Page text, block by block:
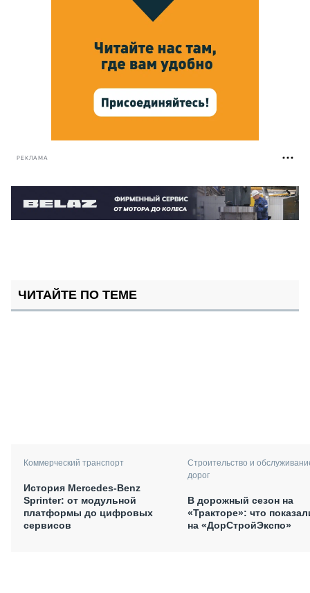
РЕКЛАМА
ЧИТАЙТЕ ПО ТЕМЕ
Коммерческий транспорт
История Mercedes-Benz
Sprinter: от модульной
платформы до цифровых
сервисов
Строительство и
дорог
В дорожный сезон на
«Тракторе»: что
на «ДорСтройЭкспо»